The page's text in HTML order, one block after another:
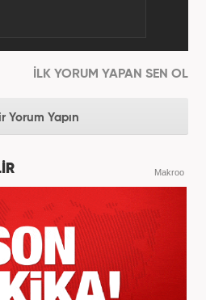
İLK YORUM YAPAN SEN OL
Yorum Yapın
Makroo